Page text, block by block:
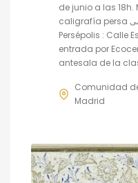
de junio a las
caligrafía persa خوشنویسی فارسی En Centro
Persépolis : Calle
entrada por
antesala de la
Comunidad
Madrid